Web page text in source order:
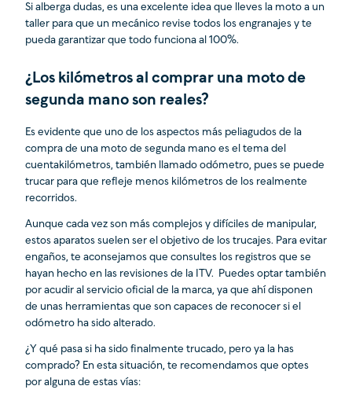
Si alberga dudas, es una excelente idea que lleves la moto a un
taller para que un mecánico revise todos los engranajes y te
pueda garantizar que todo funciona al 100%.
¿Los kilómetros al comprar una moto de
segunda mano son reales?
Es evidente que uno de los aspectos más peliagudos de la
compra de una moto de segunda mano es el tema del
cuentakilómetros, también llamado odómetro, pues se puede
trucar para que refleje menos kilómetros de los realmente
recorridos.
Aunque cada vez son más complejos y difíciles de manipular,
estos aparatos suelen ser el objetivo de los trucajes. Para evitar
engaños, te aconsejamos que consultes los registros que se
hayan hecho en las revisiones de la ITV. Puedes optar también
por acudir al servicio oficial de la marca, ya que ahí disponen
de unas herramientas que son capaces de reconocer si el
odómetro ha sido alterado.
¿Y qué pasa si ha sido finalmente trucado, pero ya la has
comprado? En esta situación, te recomendamos que optes
por alguna de estas vías: